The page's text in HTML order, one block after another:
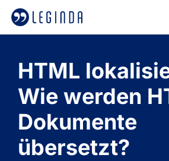
Zum
springen
HTML
Wie werden
Dokumente
übersetzt?